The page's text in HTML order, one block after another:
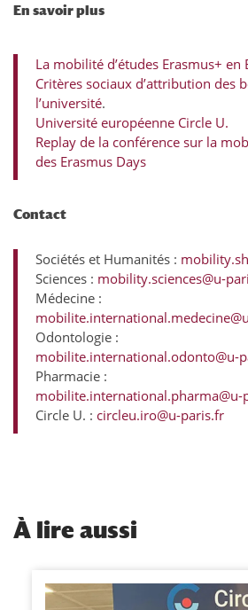
En savoir plus
La mobilité d’études Erasmus+ en
Critères sociaux d’attribution des
l’université.
Université européenne Circle U.
Replay de la conférence sur la
des Erasmus Days
Contact
Sociétés et Humanités :
Sciences : mobility.sciences@u-
Médecine :
Odontologie :
mobilite.international.odonto@u-
Pharmacie :
mobilite.international.pharma@u-
Circle U. : circleu.iro@u-paris.fr
À lire aussi